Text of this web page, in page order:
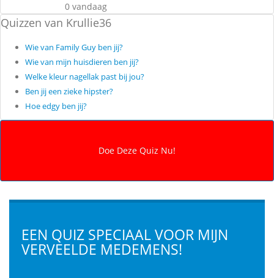
0 vandaag
Quizzen van Krullie36
Wie van Family Guy ben jij?
Wie van mijn huisdieren ben jij?
Welke kleur nagellak past bij jou?
Ben jij een zieke hipster?
Hoe edgy ben jij?
EEN QUIZ SPECIAAL VOOR MIJN
VERVEELDE MEDEMENS!